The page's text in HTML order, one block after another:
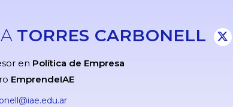
TORRES CARBONELL
en Política de Empresa
EmprendeIAE